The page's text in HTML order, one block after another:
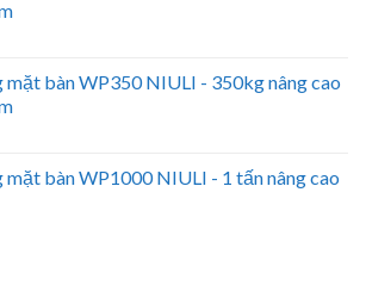
mặt bàn WP350 NIULI - 350kg nâng cao
mặt bàn WP1000 NIULI - 1 tấn nâng cao